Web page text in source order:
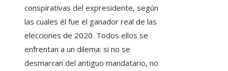
conspirativas del expresidente, según
las cuales él fue el ganador real de las
elecciones de 2020. Todos ellos se
enfrentan a un dilema: si no se
desmarcan del antiguo mandatario, no